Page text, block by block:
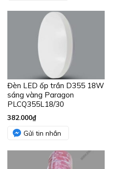
Đèn LED ốp trần D355 18W
sáng vàng Paragon
PLCQ355L18/30
382.000₫
Gửi tin nhắn